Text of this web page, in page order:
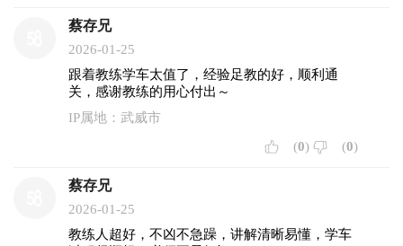
蔡存兄
2026-01-25
跟着教练学车太值了，经验足教的好，顺利通
关，感谢教练的用心付出～
IP属地：武威市
(0) (0)
蔡存兄
2026-01-25
教练人超好，不凶不急躁，讲解清晰易懂，学车